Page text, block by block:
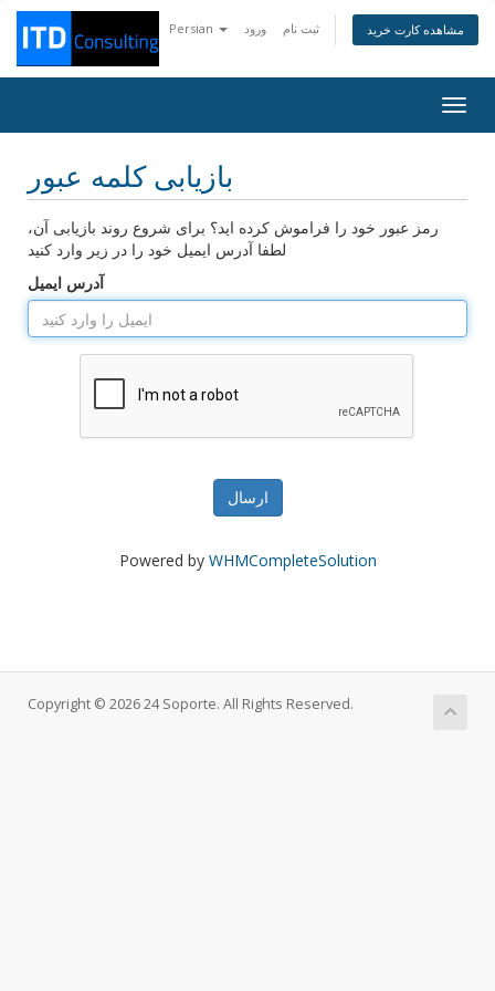
Persian ورود ثبت نام مشاهده کارت خرید
بازیابی کلمه عبور
رمز عبور خود را فراموش کرده اید؟ برای شروع روند بازیابی آن،
لطفا آدرس ایمیل خود را در زیر وارد کنید
آدرس ایمیل
ارسال
Powered by WHMCompleteSolution
Copyright © 2026 24 Soporte. All Rights Reserved.